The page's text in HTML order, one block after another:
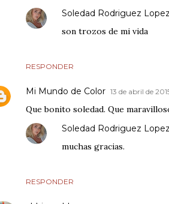
RESPONDER
Soledad Rodriguez Lopez
son trozos de mi vida
Mi Mundo de Color 13 de abril de
Que bonito soledad. Que
RESPONDER
Soledad Rodriguez Lopez
muchas gracias.